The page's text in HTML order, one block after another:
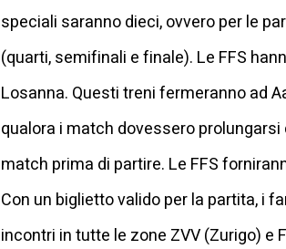
speciali saranno dieci, ovvero per le
(quarti, semifinali e finale). Le FFS
Losanna. Questi treni fermeranno ad
qualora i match dovessero
match prima di partire. Le FFS
Con un biglietto valido per la partita, i
incontri in tutte le zone ZVV (Zurigo) e